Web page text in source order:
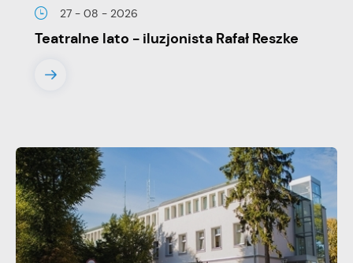
27 - 08 - 2026
Teatralne lato - iluzjonista Rafał Reszke